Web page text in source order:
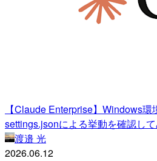
【Claude Enterprise】Windows
settings.jsonによる挙動を確認し
渡邉 光
2026.06.12